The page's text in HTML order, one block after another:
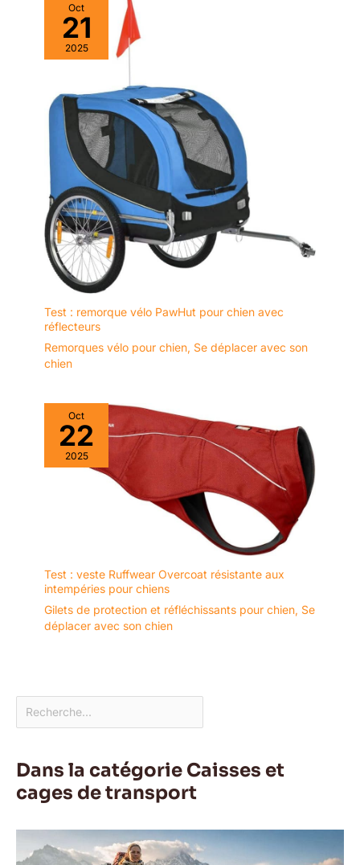
Oct
21
2025
Test : remorque vélo PawHut pour chien avec
réflecteurs
Remorques vélo pour chien, Se déplacer avec son
chien
Oct
22
2025
Test : veste Ruffwear Overcoat résistante aux
intempéries pour chiens
Gilets de protection et réfléchissants pour chien, Se
déplacer avec son chien
Dans la catégorie Caisses et
cages de transport